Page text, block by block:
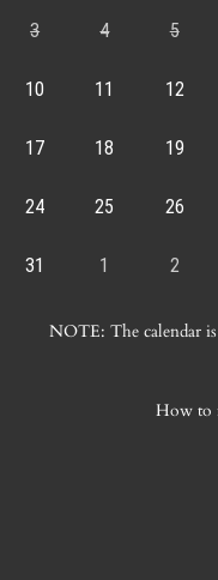
3 4 5
10 11 12
17 18 19
24 25 26
31 1 2
NOTE: The calendar
How to